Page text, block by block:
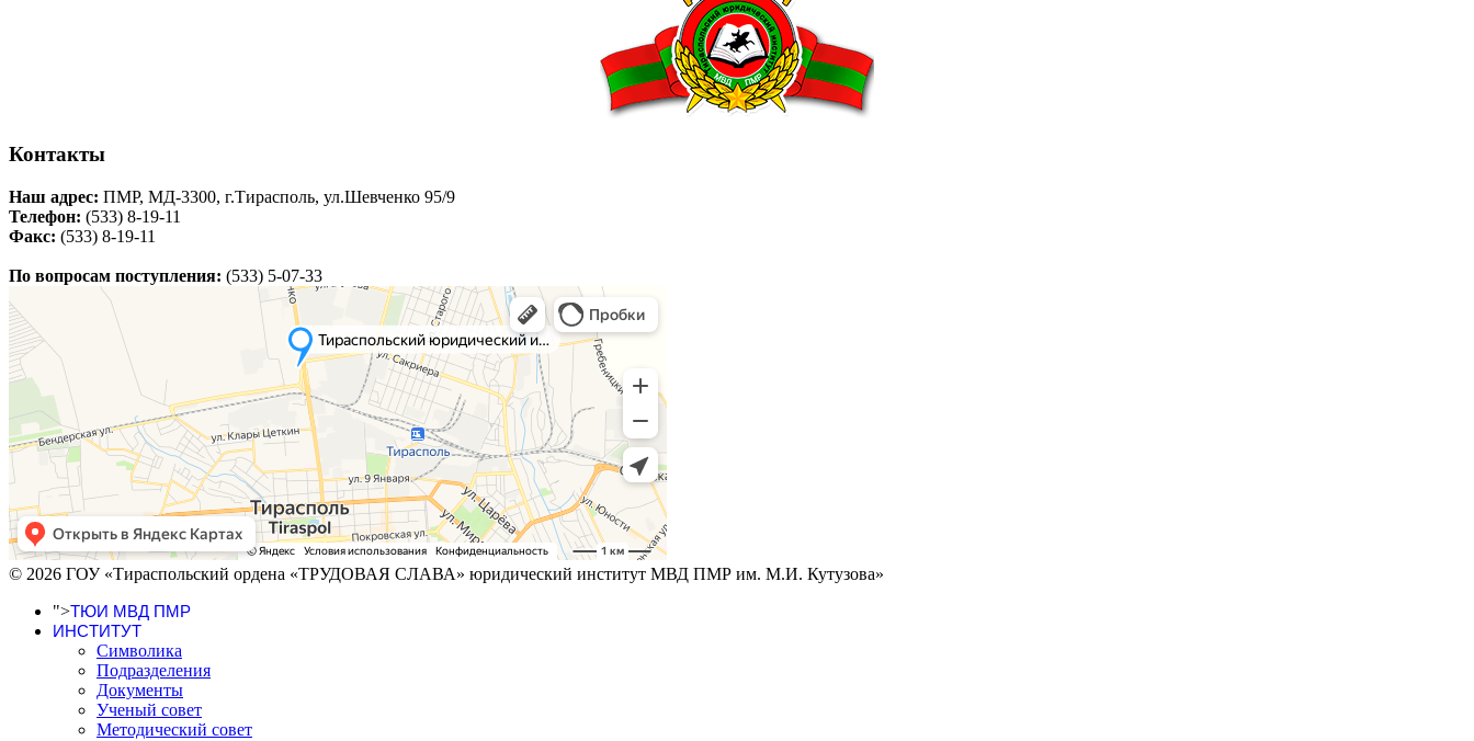
Контакты
Наш адрес: ПМР, МД-3300, г.Тирасполь, ул.Шевченко 95/9
Телефон: (533) 8-19-11
Факс: (533) 8-19-11
По вопросам поступления: (533) 5-07-33
© 2026 ГОУ «Тираспольский ордена «ТРУДОВАЯ СЛАВА» юридический институт МВД ПМР им. М.И. Кутузова»
">ТЮИ МВД ПМР
ИНСТИТУТ
Символика
Подразделения
Документы
Ученый совет
Методический совет